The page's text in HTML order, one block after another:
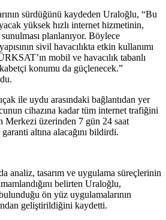
sürdüğünü kaydeden Uraloğlu, “Bu
yüksek hızlı internet hizmetinin,
planlanıyor. Böylece
sivil havacılıkta etkin kullanımı
mobil ve havacılık tabanlı
konumu da güçlenecek.”
ile uydu arasındaki bağlantıdan yer
cihazına kadar tüm internet trafiğini
üzerinden 7 gün 24 saat
altına alacağını bildirdi.
analiz, tasarım ve uygulama süreçlerinin
belirten Uraloğlu,
ön yüz uygulamalarının
geliştirildiğini kaydetti.